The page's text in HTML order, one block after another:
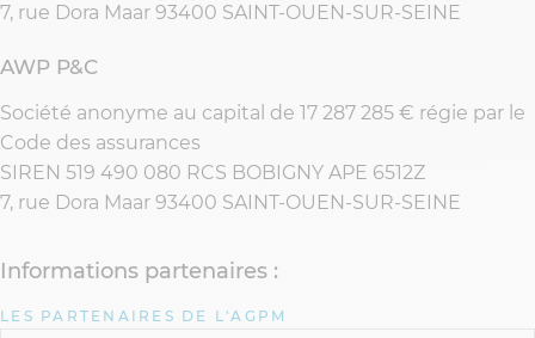
7, rue Dora Maar 93400 SAINT-OUEN-SUR-SEINE
AWP P&C
Société anonyme au capital de 17 287 285 € régie par le
Code des assurances
SIREN 519 490 080 RCS BOBIGNY APE 6512Z
7, rue Dora Maar 93400 SAINT-OUEN-SUR-SEINE
Informations partenaires :
LES PARTENAIRES DE L'AGPM